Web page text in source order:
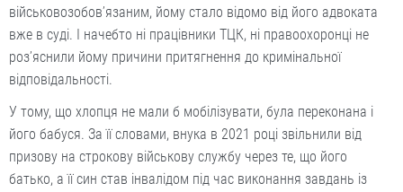
військовозобов’язаним, йому стало відомо від його адвоката
вже в суді. І начебто ні працівники ТЦК, ні правоохоронці не
роз’яснили йому причини притягнення до кримінальної
відповідальності.
У тому, що хлопця не мали б мобілізувати, була переконана і
його бабуся. За її словами, внука в 2021 році звільнили від
призову на строкову військову службу через те, що його
батько, а її син став інвалідом під час виконання завдань із